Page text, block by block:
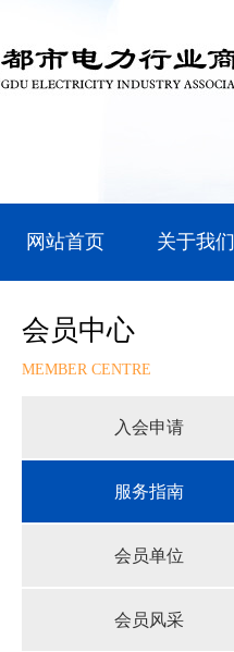
网站首页 关于我们
会员中心
MEMBER CENTRE
入会申请
服务指南
会员单位
会员风采